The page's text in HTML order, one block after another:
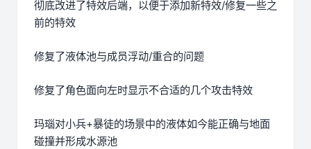
彻底改进了特效后端，以便于添加新特效/修复一些之
前的特效
修复了液体池与成员浮动/重合的问题
修复了角色面向左时显示不合适的几个攻击特效
玛瑙对小兵+暴徒的场景中的液体如今能正确与地面
碰撞并形成水源池